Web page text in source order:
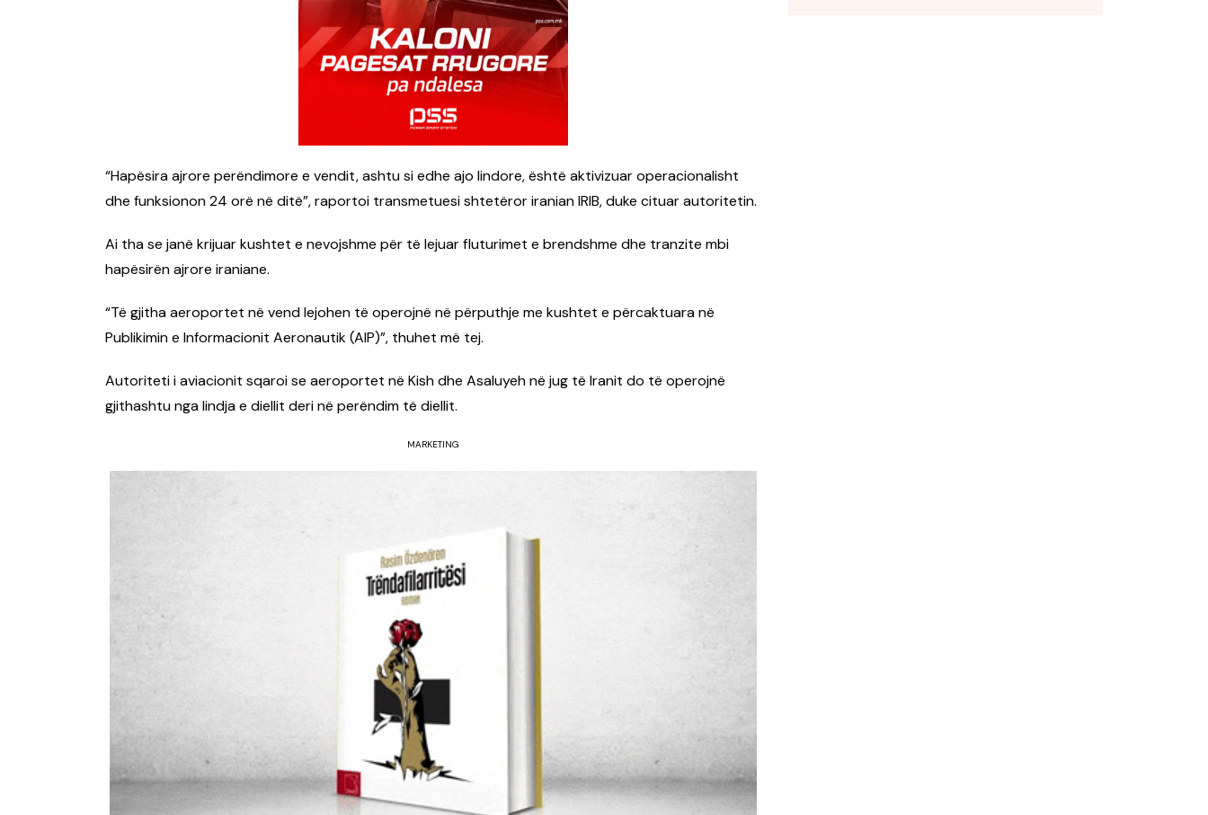
“Hapësira ajrore perëndimore e vendit, ashtu si edhe ajo lindore, është aktivizuar operacionalisht
dhe funksionon 24 orë në ditë”, raportoi transmetuesi shtetëror iranian IRIB, duke cituar autoritetin.
Ai tha se janë krijuar kushtet e nevojshme për të lejuar fluturimet e brendshme dhe tranzite mbi
hapësirën ajrore iraniane.
“Të gjitha aeroportet në vend lejohen të operojnë në përputhje me kushtet e përcaktuara në
Publikimin e Informacionit Aeronautik (AIP)”, thuhet më tej.
Autoriteti i aviacionit sqaroi se aeroportet në Kish dhe Asaluyeh në jug të Iranit do të operojnë
gjithashtu nga lindja e diellit deri në perëndim të diellit.
MARKETING